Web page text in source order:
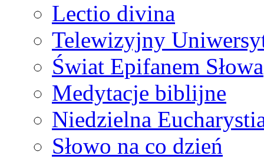
Lectio divina
Telewizyjny
Świat Epifanem Słowa
Medytacje biblijne
Niedzielna
Słowo na co dzień